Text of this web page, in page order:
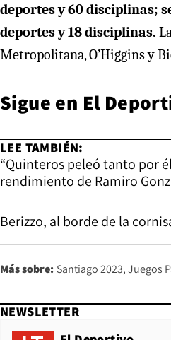
deportes y 60 disciplinas;
deportes y 18 disciplinas.
Metropolitana, O’Higgins y
Sigue en El
LEE TAMBIÉN:
“Quinteros peleó tanto por
rendimiento de Ramiro
Berizzo, al borde de la
Más sobre: Santiago 2023 Juegos
NEWSLETTER